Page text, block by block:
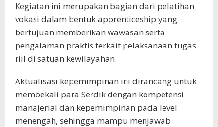
Kegiatan ini merupakan bagian dari pelatihan
vokasi dalam bentuk apprenticeship yang
bertujuan memberikan wawasan serta
pengalaman praktis terkait pelaksanaan tugas
riil di satuan kewilayahan.
Aktualisasi kepemimpinan ini dirancang untuk
membekali para Serdik dengan kompetensi
manajerial dan kepemimpinan pada level
menengah, sehingga mampu menjawab